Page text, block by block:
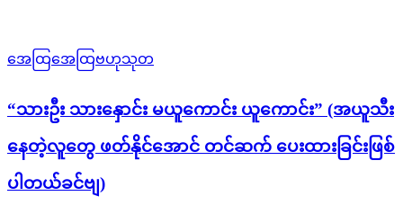
အေထြအေထြဗဟုသုတ
“သားဦး သားနှောင်း မယူကောင်း ယူကောင်း” (အယူသီး
နေတဲ့လူတွေ ဖတ်နိုင်အောင် တင်ဆက် ပေးထားခြင်းဖြစ်
ပါတယ်ခင်ဗျ)